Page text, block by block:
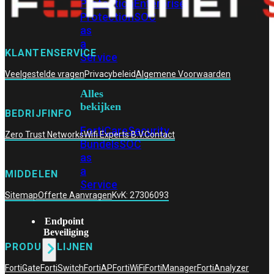
ProtectionEnterprise
ProtectionSOC
as
a
Service
Alles
bekijken
FortiCareSecurity
BundelsSOC
as
a
Service
Endpoint
Beveiliging
KLANTENSERVICE
Veelgestelde vragenPrivacybeleidAlgemene Voorwaarden
BEDRIJFINFO
Zero Trust NetworksWifi Experts B.V.Contact
MIDDELEN
SitemapOfferte AanvragenKvK: 27306093
PRODUCTLIJNEN
FortiGateFortiSwitchFortiAPFortiWiFiFortiManagerFortiAnalyzer